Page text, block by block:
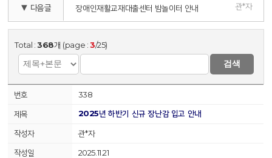
▼ 다음글 장애인재활교재대출센터 밤놀이터 안내 관*자
Total :368개 (page :3/25)
검색
338
2025년 하반기 신규 장난감 입고 안내
관*자
2025.11.21